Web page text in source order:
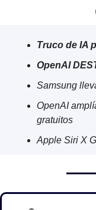
Truco de IA
OpenAI
Samsung
OpenAI
gratuitos
Apple Siri X